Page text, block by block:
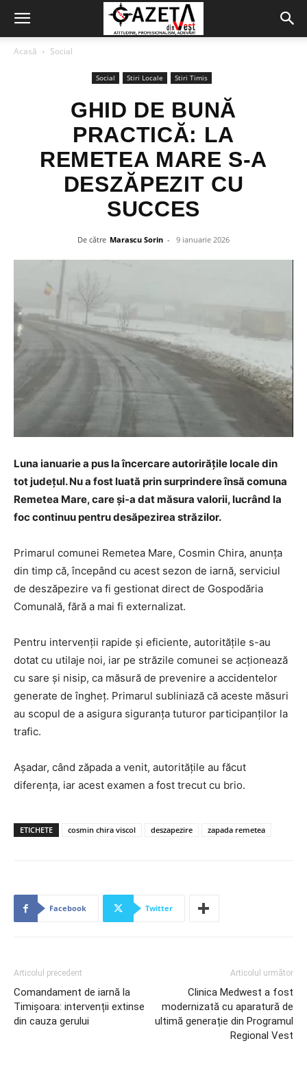
Acasă Social
Social Stiri Locale Stiri Timis
GHID DE BUNĂ
PRACTICĂ: LA
REMETEA MARE S-A
DESZĂPEZIT CU
SUCCES
De către Marascu Sorin - 9 ianuarie 2026
Luna ianuarie a pus la încercare autorirățile locale din
tot județul. Nu a fost luată prin surprindere însă comuna
Remetea Mare, care și-a dat măsura valorii, lucrând la
foc continuu pentru desăpezirea străzilor.
Primarul comunei Remetea Mare, Cosmin Chira, anunța
din timp că, începând cu acest sezon de iarnă, serviciul
de deszăpezire va fi gestionat direct de Gospodăria
Comunală, fără a mai fi externalizat.
Pentru intervenții rapide și eficiente, autoritățile s-au
dotat cu utilaje noi, iar pe străzile comunei se acționează
cu sare și nisip, ca măsură de prevenire a accidentelor
generate de îngheț. Primarul subliniază că aceste măsuri
au scopul de a asigura siguranța tuturor participanților la
trafic.
Așadar, când zăpada a venit, autoritățile au făcut
diferența, iar acest examen a fost trecut cu brio.
ETICHETE cosmin chira viscol deszapezire zapada remetea
Facebook Twitter
Articolul precedent
Comandament de iarnă la
Timișoara: intervenții extinse
din cauza gerului
Articolul următor
Clinica Medwest a fost
modernizată cu aparatură de
ultimă generație din Programul
Regional Vest